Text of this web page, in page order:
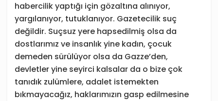
habercilik yaptığı için gözaltına alınıyor,
yargılanıyor, tutuklanıyor. Gazetecilik suç
değildir. Suçsuz yere hapsedilmiş olsa da
dostlarımız ve insanlık yine kadın, çocuk
demeden sürülüyor olsa da Gazze’den,
devletler yine seyirci kalsalar da o bize çok
tanıdık zulümlere, adalet istemekten
bıkmayacağız, haklarımızın gasp edilmesine